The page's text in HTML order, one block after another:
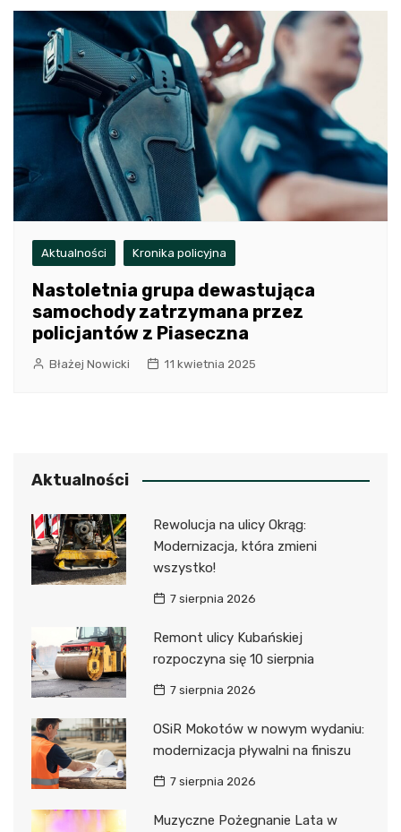
Aktualności Kronika policyjna
Nastoletnia grupa dewastująca
samochody zatrzymana przez
policjantów z Piaseczna
Błażej Nowicki 11 kwietnia 2025
Aktualności
Rewolucja na ulicy Okrąg:
Modernizacja, która zmieni
wszystko!
7 sierpnia 2026
Remont ulicy Kubańskiej
rozpoczyna się 10 sierpnia
7 sierpnia 2026
OSiR Mokotów w nowym wydaniu:
modernizacja pływalni na finiszu
7 sierpnia 2026
Muzyczne Pożegnanie Lata w